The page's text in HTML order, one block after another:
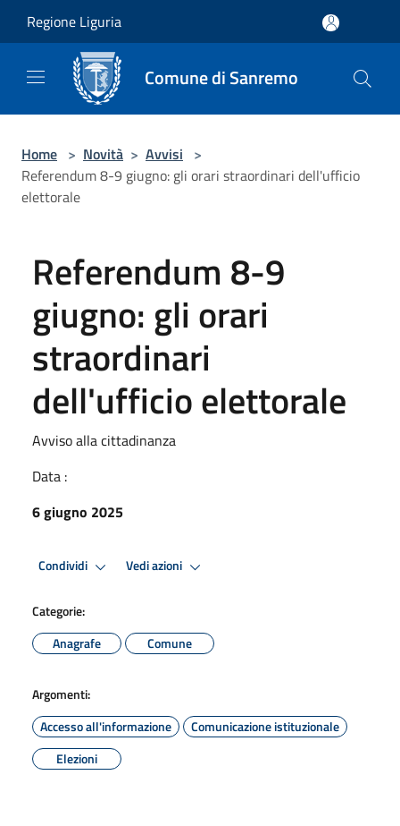
Regione Liguria
Comune di Sanremo
Home > Novità > Avvisi >
Referendum 8-9 giugno: gli orari straordinari dell'ufficio
elettorale
Referendum 8-9
giugno: gli orari
straordinari
dell'ufficio elettorale
Avviso alla cittadinanza
Data :
6 giugno 2025
Condividi Vedi azioni
Categorie:
Anagrafe
Comune
Argomenti:
Accesso all'informazione
Comunicazione istituzionale
Elezioni